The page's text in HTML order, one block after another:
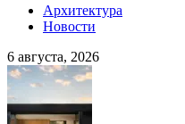
Архитектура
Новости
6 августа, 2026